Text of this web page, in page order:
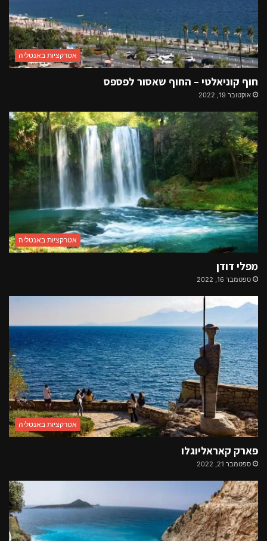
אטרקציות באנטליה
חוף קוניאלטי – החוף שאסור לפספס
אוקטובר 19, 2022
אטרקציות באנטליה
מפלי דודן
ספטמבר 16, 2022
אטרקציות באנטליה
פארק קאראליוגלו
ספטמבר 21, 2022